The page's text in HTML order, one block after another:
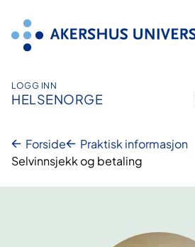
innhold
LOGG INN
HELSENORGE
Forside
Praktisk informasjon
Selvinnsjekk og betaling